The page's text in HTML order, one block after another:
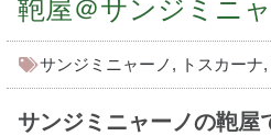
鞄屋＠サンジミニ
サンジミニャーノ , トスカーナ,
サンジミニャーノの鞄屋